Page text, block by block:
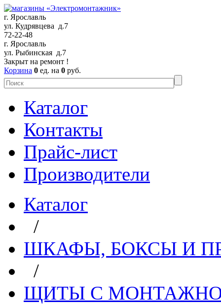
г. Ярославль
ул. Кудрявцева д.7
72-22-48
г. Ярославль
ул. Рыбинская д.7
Закрыт на ремонт !
Корзина 0 ед. на 0 руб.
Каталог
Контакты
Прайс-лист
Производители
Каталог
/
ШКАФЫ, БОКСЫ И
/
ЩИТЫ С